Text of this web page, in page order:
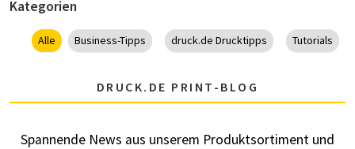
Kategorien
Alle Business-Tipps druck.de Drucktipps Tutorials
DRUCK.DE PRINT-BLOG
Spannende News aus unserem Produktsortiment und